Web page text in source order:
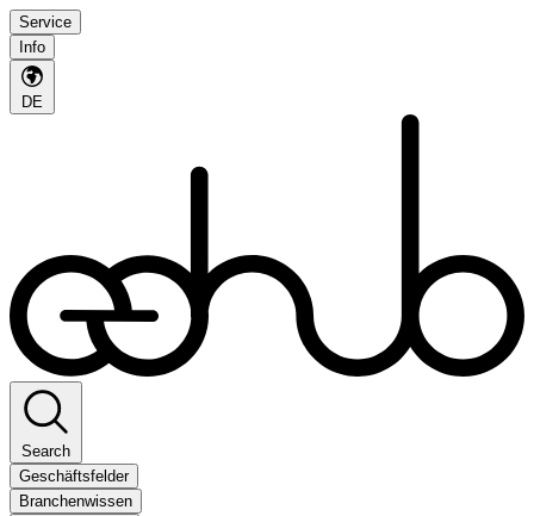
Service
Info
DE
Search
Geschäftsfelder
Branchenwissen